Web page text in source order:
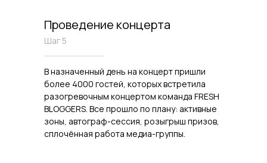
Проведение концерта
Шаг 5
В назначенный день на концерт пришли
более 4000 гостей, которых встретила
разогревочным концертом команда FRESH
BLOGGERS. Все прошло по плану: активные
зоны, автограф-сессия, розыгрыш призов,
сплочённая работа медиа-группы.